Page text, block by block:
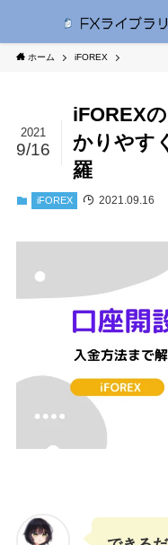
ホーム iFOREX
iFOREX
かりやす
羅
2021
9/16
iFOREX 2021.09.16